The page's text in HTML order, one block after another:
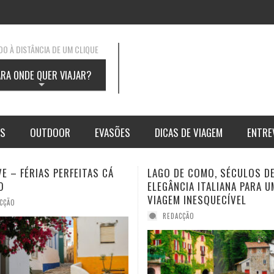
À DISTÂNCIA DE UM CLIQUE
ONDE QUER VIAJAR?
OUTDOOR
MOUNTAINS, A NATUREZA
TRAVESSIA DA ARESTA
EVASÕES
MOUNTAIN RESORT: A
SABE QUAIS SÃO OS
DICAS DE VIAGEM
COMO, SÉCULOS DE
ITALIANA PARA UMA
DESTINOS DE VIAGEM PARA
AMANTES DA GUERRA DOS
REDACÇÃO